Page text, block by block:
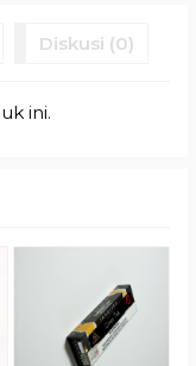
Diskusi (0)
ini.